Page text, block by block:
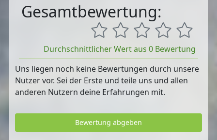
Gesamtbewertung:
Durchschnittlicher Wert aus 0 Bewertung
Uns liegen noch keine Bewertungen durch unsere
Nutzer vor. Sei der Erste und teile uns und allen
anderen Nutzern deine Erfahrungen mit.
Bewertung abgeben